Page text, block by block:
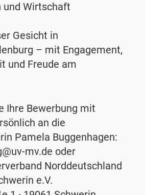
Wirtschaft
Gesicht in
– mit Engagement,
und Freude am
Ihre Bewerbung mit
an die
Pamela Buggenhagen:
mv.de oder
Norddeutschland
e.V.